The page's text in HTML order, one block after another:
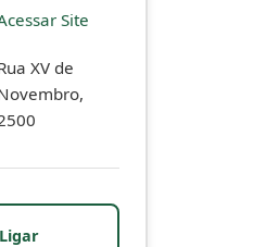
Site
XV de